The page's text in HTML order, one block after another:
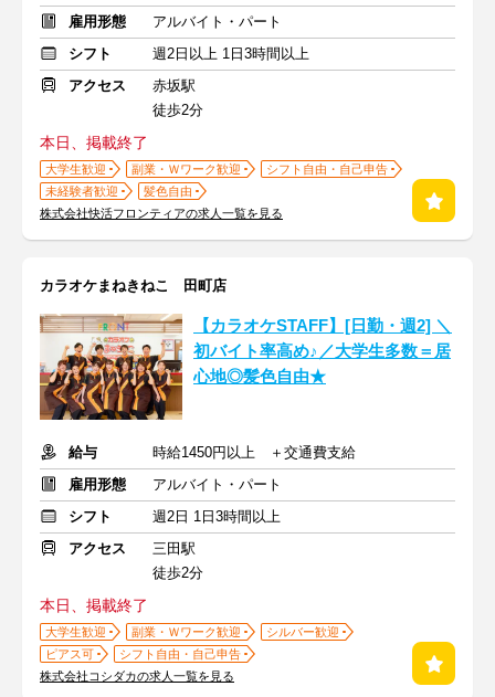
雇用形態
アルバイト・パート
シフト
週2日以上 1日3時間以上
アクセス
赤坂駅
徒歩2分
本日、掲載終了
大学生歓迎 副業・Ｗワーク歓迎
シフト自由・自己申告
未経験者歓迎
髪色自由
株式会社快活フロンティアの求人一覧を見る
カラオケまねきねこ 田町店
【カラオケSTAFF】[日勤・週2] ＼
初バイト率高め♪／大学生多数＝居
心地◎髪色自由★
給与
時給1450円以上 ＋交通費支給
雇用形態
アルバイト・パート
シフト
週2日 1日3時間以上
アクセス
三田駅
徒歩2分
本日、掲載終了
大学生歓迎 副業・Ｗワーク歓迎
シルバー歓迎
ピアス可
シフト自由・自己申告
株式会社コシダカの求人一覧を見る